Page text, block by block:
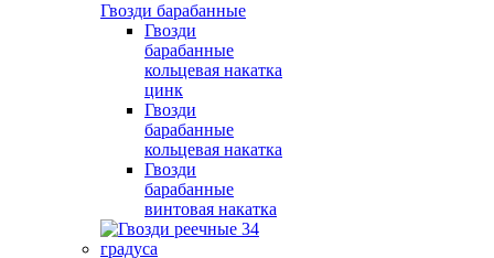
Гвозди барабанные
Гвозди
барабанные
кольцевая накатка
цинк
Гвозди
барабанные
кольцевая накатка
Гвозди
барабанные
винтовая накатка